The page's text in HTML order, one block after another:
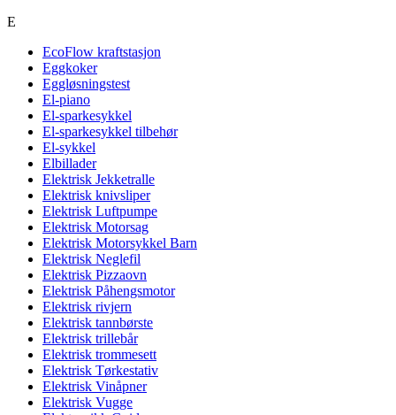
E
EcoFlow kraftstasjon
Eggkoker
Eggløsningstest
El-piano
El-sparkesykkel
El-sparkesykkel tilbehør
El-sykkel
Elbillader
Elektrisk Jekketralle
Elektrisk knivsliper
Elektrisk Luftpumpe
Elektrisk Motorsag
Elektrisk Motorsykkel Barn
Elektrisk Neglefil
Elektrisk Pizzaovn
Elektrisk Påhengsmotor
Elektrisk rivjern
Elektrisk tannbørste
Elektrisk trillebår
Elektrisk trommesett
Elektrisk Tørkestativ
Elektrisk Vinåpner
Elektrisk Vugge